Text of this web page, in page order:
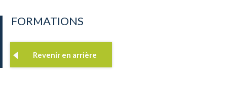
FORMATIONS
Revenir en arrière